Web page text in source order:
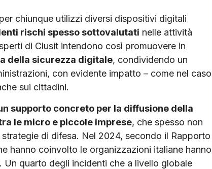
per chiunque utilizzi diversi dispositivi digitali
rischi spesso sottovalutati nelle attività
di Clusit intendono così promuovere in
della sicurezza digitale, condividendo un
con evidente impatto – come nel caso
sui cittadini.
supporto concreto per la diffusione della
le micro e piccole imprese, che spesso non
di difesa. Nel 2024, secondo il Rapporto
hanno coinvolto le organizzazioni italiane hanno
quarto degli incidenti che a livello globale